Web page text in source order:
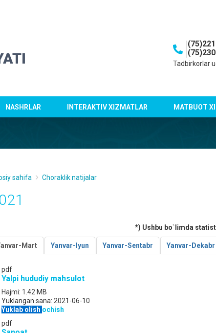
Tadbirkorlar
NASHRLAR INTERAKTIV XIZMATLAR MATBUOT
sahifa Choraklik natijalar
*) Ushbu bo`limda
Mart Yanvar-Iyun Yanvar-Sentabr Yanvar-Dekabr
pdf
Yalpi hududiy mahsulot
Hajmi: 1.42 MB
Yuklangan sana: 2021-06-10
Yuklab olish ochish
pdf